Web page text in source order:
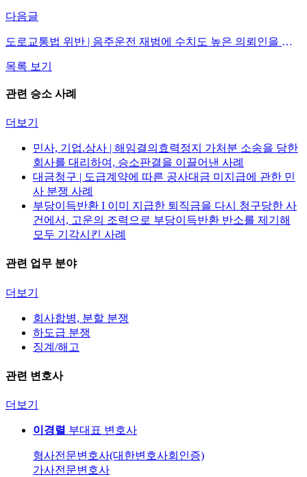
다음글
도로교통법 위반 | 음주운전 재범에 수치도 높은 의뢰인을 변호하여, 집행유예 판결을 이끌어 낸 사안
목록 보기
관련 승소 사례
더보기
민사, 기업.상사 | 해임결의효력정지 가처분 소송을 당한
회사를 대리하여, 승소판결을 이끌어낸 사례
대금청구 | 도급계약에 따른 공사대금 미지급에 관한 민
사 분쟁 사례
부당이득반환 I 이미 지급한 퇴직금을 다시 청구당한 사
건에서, 고운의 조력으로 부당이득반환 반소를 제기해
모두 기각시킨 사례
관련 업무 분야
더보기
회사합병, 분할 분쟁
하도급 분쟁
징계/해고
관련 변호사
더보기
이경렬 부대표 변호사
형사전문변호사(대한변호사회인증)
가사전문변호사